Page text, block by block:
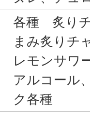
各種 炙り
まみ炙りチ
レモンサワ
アルコール
ク各種